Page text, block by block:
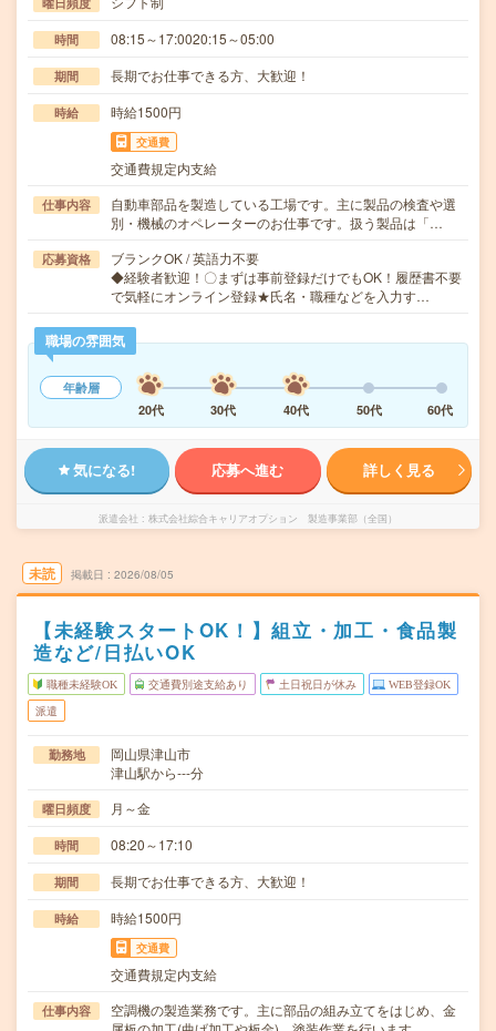
時間 08:15～17:0020:15～05:00
期間 長期でお仕事できる方、大歓迎！
時給 時給1500円
交通費
交通費規定内支給
仕事内容
自動車部品を製造している工場です。主に製品の検査や選
別・機械のオペレーターのお仕事です。扱う製品は「…
応募資格
ブランクOK / 英語力不要
◆経験者歓迎！〇まずは事前登録だけでもOK！履歴書不要
で気軽にオンライン登録★氏名・職種などを入力す…
職場の雰囲気
年齢層
20代
30代 40代 50代 60代
気になる! 応募へ進む 詳しく見る
派遣会社 株式会社綜合キャリアオプション 製造事業部（全国）
未読 掲載日 2026/08/05
【未経験スタートOK！】組立・加工・食品製
造など/日払いOK
職種未経験OK 交通費別途支給あり 土日祝日が休み WEB登録OK
派遣
勤務地
岡山県津山市
津山駅から---分
曜日頻度 月～金
時間 08:20～17:10
期間 長期でお仕事できる方、大歓迎！
時給 時給1500円
交通費
交通費規定内支給
仕事内容
空調機の製造業務です。主に部品の組み立てをはじめ、金